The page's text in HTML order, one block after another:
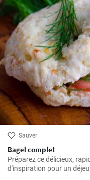
Sauver
Bagel complet
Préparez ce délicieux,
d'inspiration pour un